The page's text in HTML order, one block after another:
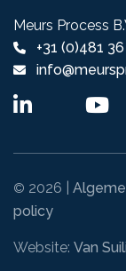
Meurs Process
+31 (0)481
© 2026 |
policy
Website: Van